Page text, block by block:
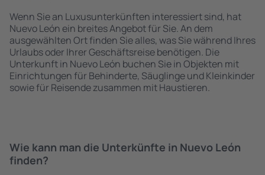
Wenn Sie an Luxusunterkünften interessiert sind, hat
Nuevo León ein breites Angebot für Sie. An dem
ausgewählten Ort finden Sie alles, was Sie während Ihres
Urlaubs oder Ihrer Geschäftsreise benötigen. Die
Unterkunft in Nuevo León buchen Sie in Objekten mit
Einrichtungen für Behinderte, Säuglinge und Kleinkinder
sowie für Reisende zusammen mit Haustieren.
Wie kann man die Unterkünfte in Nuevo León
finden?